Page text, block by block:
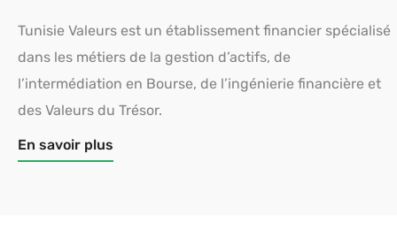
Tunisie Valeurs est un établissement financier spécialisé
dans les métiers de la gestion d’actifs, de
l’intermédiation en Bourse, de l’ingénierie financière et
des Valeurs du Trésor.
En savoir plus